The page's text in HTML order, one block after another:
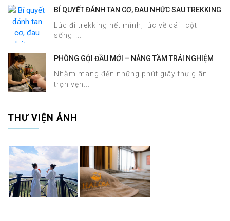
BÍ QUYẾT ĐÁNH TAN CƠ, ĐAU NHỨC SAU TREKKING
MASSAGE
Lúc đi trekking hết mình, lúc về cái "cột
sống"...
PHÒNG GỘI ĐẦU MỚI – NÂNG TẦM TRẢI NGHIỆM
DƯỠNG SINH TẠI HALOSA SPA & MASSAGE
Nhằm mang đến những phút giây thư giãn
trọn vẹn...
THƯ VIỆN ẢNH